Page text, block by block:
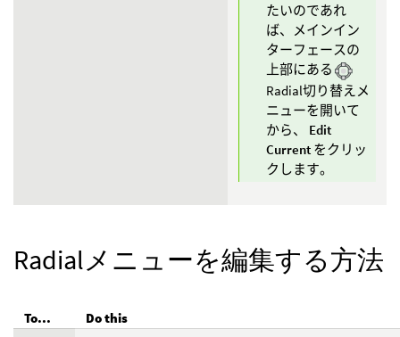
たいのであれ
ば、メインイン
ターフェースの
上部にある
Radial切り替えメ
ニューを開いて
から、 Edit
Current をクリッ
クします。
Radialメニューを編集する方法
To...
Do this